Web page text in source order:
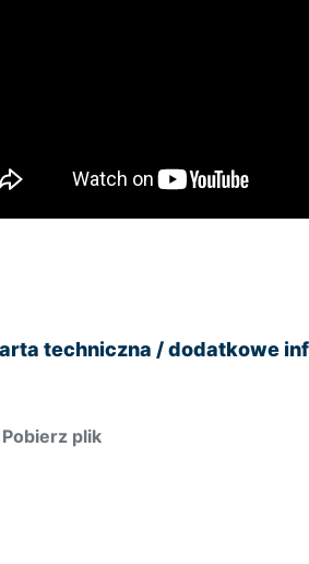
techniczna / dodatkowe
Pobierz plik